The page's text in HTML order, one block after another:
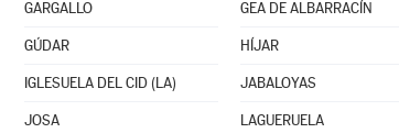
GARGALLO GEA DE ALBARRACÍN
GÚDAR HÍJAR
IGLESUELA DEL CID (LA) JABALOYAS
JOSA LAGUERUELA